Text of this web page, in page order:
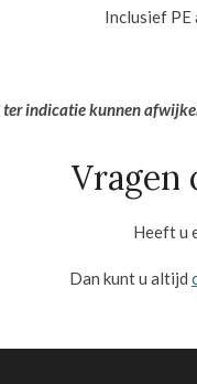
Inclusief PE
indicatie kunnen
Vragen
Heeft u
Dan kunt u altijd